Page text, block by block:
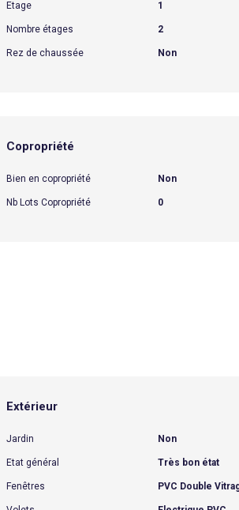
Etage 1
Nombre étages 2
Rez de chaussée Non
Copropriété
Bien en copropriété Non
Nb Lots Copropriété 0
Extérieur
Jardin Non
Etat général Très bon état
Fenêtres PVC Double